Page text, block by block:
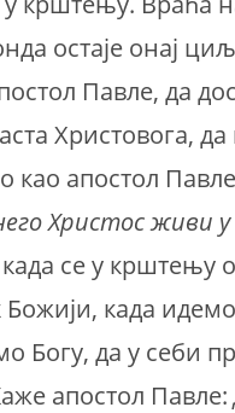
остаје онај
Павле, да
Христовога,
као апостол
Христос живи
се у крштењу
када
Богу, да у себи
апостол Павле: